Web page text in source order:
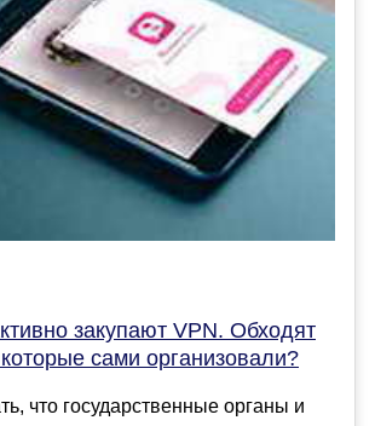
закупают VPN. Обходят
сами организовали?
что государственные органы и